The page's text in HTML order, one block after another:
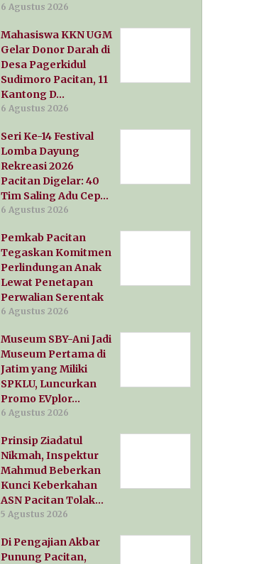
6 Agustus 2026
Mahasiswa KKN UGM
Gelar Donor Darah di
Desa Pagerkidul
Sudimoro Pacitan, 11
Kantong D…
6 Agustus 2026
Seri Ke-14 Festival
Lomba Dayung
Rekreasi 2026
Pacitan Digelar: 40
Tim Saling Adu Cep…
6 Agustus 2026
Pemkab Pacitan
Tegaskan Komitmen
Perlindungan Anak
Lewat Penetapan
Perwalian Serentak
6 Agustus 2026
Museum SBY-Ani Jadi
Museum Pertama di
Jatim yang Miliki
SPKLU, Luncurkan
Promo EVplor…
6 Agustus 2026
Prinsip Ziadatul
Nikmah, Inspektur
Mahmud Beberkan
Kunci Keberkahan
ASN Pacitan Tolak…
5 Agustus 2026
Di Pengajian Akbar
Punung Pacitan,